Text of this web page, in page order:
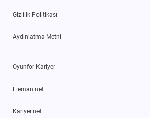
Gizlilik Politikası
Aydınlatma Metni
Oyunfor Kariyer
Eleman.net
Kariyer.net